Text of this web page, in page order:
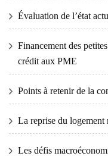
Évaluation de l’état
Financement des
crédit aux PME
Points à retenir de la
La reprise du logement
Les défis